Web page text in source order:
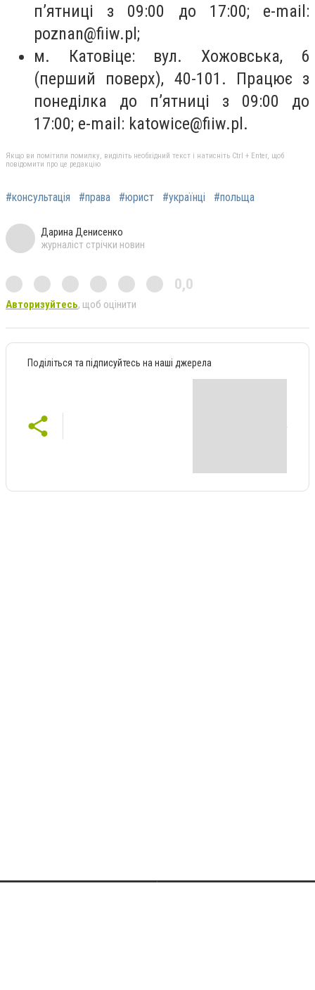
п’ятниці з 09:00 до 17:00; e-mail:
poznan@fiiw.pl ;
м. Катовіце: вул. Хожовська, 6
(перший поверх), 40-101. Працює з
понеділка до п’ятниці з 09:00 до
17:00; e-mail: katowice@fiiw.pl .
Якщо ви помітили помилку, виділіть необхідний текст і натисніть Ctrl + Enter, щоб
повідомити про це редакцію
#консультація #права #юрист #українці #польща
Дарина Денисенко
журналіст стрічки новин
0,0
Авторизуйтесь, щоб оцінити
Поділіться та підписуйтесь на наші джерела